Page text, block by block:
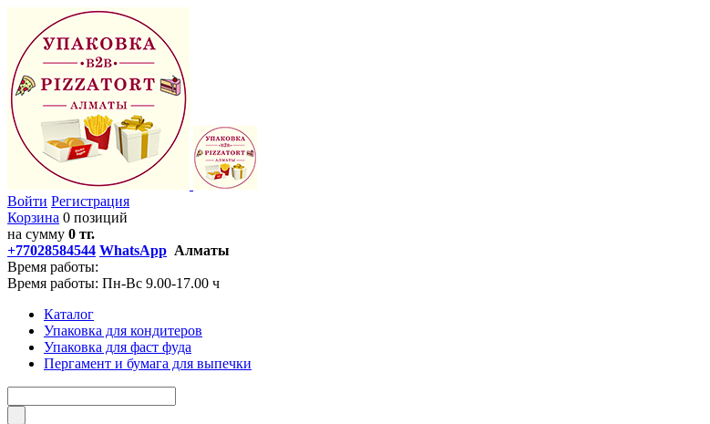
Войти Регистрация
Корзина 0 позиций
на сумму 0 тг.
+77028584544 WhatsApp Алматы
Время работы:
Время работы: Пн-Вс 9.00-17.00 ч
Каталог
Упаковка для кондитеров
Упаковка для фаст фуда
Пергамент и бумага для выпечки